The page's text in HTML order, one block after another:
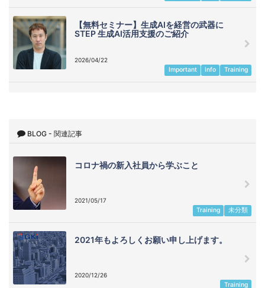
【無料セミナー】生成AIを経営の武器に
STEP 生成AI活用支援のご紹介
2026/04/22
Important Info Training
BLOG - 関連記事
コロナ禍の新入社員から学ぶこと
2021/05/17
Training 未分類
2021年もよろしくお願い申し上げます。
2020/12/26
Training